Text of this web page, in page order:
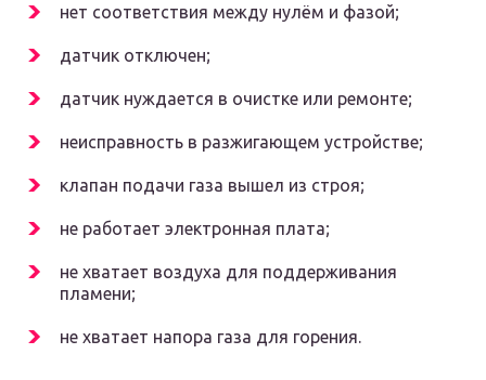
нет соответствия между нулём и фазой;
датчик отключен;
датчик нуждается в очистке или ремонте;
неисправность в разжигающем устройстве;
клапан подачи газа вышел из строя;
не работает электронная плата;
не хватает воздуха для поддерживания
пламени;
не хватает напора газа для горения.